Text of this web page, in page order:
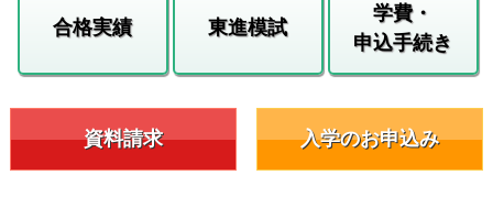
合格実績 東進模試
学費・
申込手続き
資料請求 入学のお申込み